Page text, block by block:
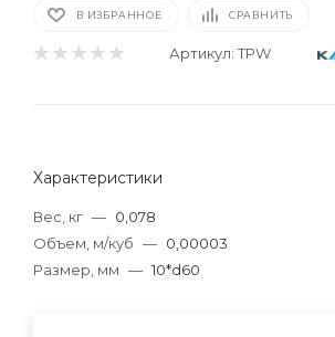
В ИЗБРАННОЕ СРАВНИТЬ
Артикул: TPW
Характеристики
Вес, кг — 0,078
Объем, м/куб — 0,00003
Размер, мм — 10*d60